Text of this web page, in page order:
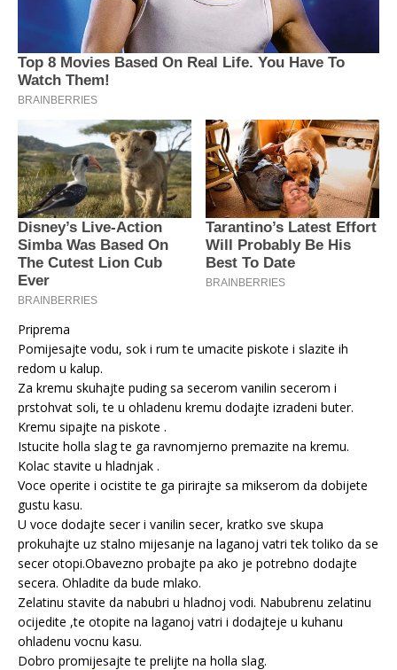
Priprema
Pomijesajte vodu, sok i rum te umacite piskote i slazite ih
redom u kalup.
Za kremu skuhajte puding sa secerom vanilin secerom i
prstohvat soli, te u ohladenu kremu dodajte izradeni buter.
Kremu sipajte na piskote .
Istucite holla slag te ga ravnomjerno premazite na kremu.
Kolac stavite u hladnjak .
Voce operite i ocistite te ga pirirajte sa mikserom da dobijete
gustu kasu.
U voce dodajte secer i vanilin secer, kratko sve skupa
prokuhajte uz stalno mijesanje na laganoj vatri tek toliko da se
secer otopi.Obavezno probajte pa ako je potrebno dodajte
secera. Ohladite da bude mlako.
Zelatinu stavite da nabubri u hladnoj vodi. Nabubrenu zelatinu
ocijedite ,te otopite na laganoj vatri i dodajteje u kuhanu
ohladenu vocnu kasu.
Dobro promijesajte te prelijte na holla slag.